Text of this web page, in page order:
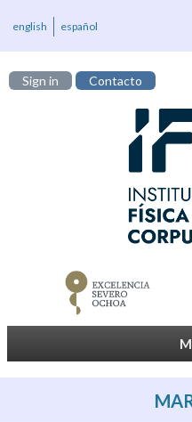
english español
Sign in Contacto